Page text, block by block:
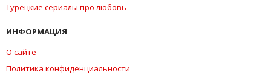
Турецкие сериалы про любовь
ИНФОРМАЦИЯ
О сайте
Политика конфиденциальности